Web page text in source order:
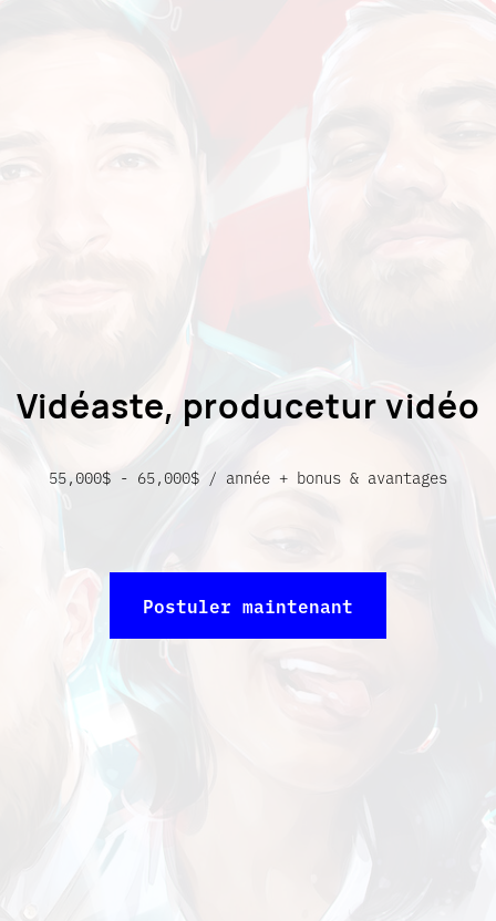
Vidéaste, producetur vidéo
55,000$ - 65,000$ / année + bonus & avantages
Postuler maintenant